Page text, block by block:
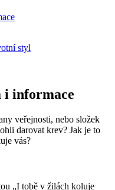
styl
i informace
veřejnosti, nebo složek
darovat krev? Jak je to
vás?
„I tobě v žilách koluje